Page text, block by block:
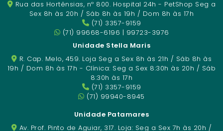
Rua das Hortênsias, nº 800. Hospital 24h - PetShop Seg a
Sex 8h às 20h / Sáb 8h às 19h / Dom 8h às 17h
(71) 3357-9159
(71) 99668-6196 | 99723-3976
Unidade Stella Maris
R. Cap. Melo, 459. Loja Seg a Sex 8h às 21h / Sáb 8h às
19h / Dom 8h às 17h - Clínica: Seg a Sex 8:30h às 20h / Sáb
8:30h às 17h
(71) 3357-9159
(71) 99940-8945
Unidade Patamares
Av. Prof. Pinto de Aguiar, 317. Loja: Seg a Sex 7h às 20h /